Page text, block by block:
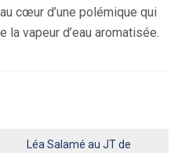
cœur d’une polémique qui
vapeur d’eau aromatisée.
Léa Salamé au JT de